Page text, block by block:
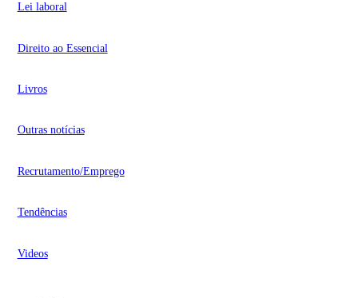
Lei laboral
Direito ao Essencial
Livros
Outras notícias
Recrutamento/Emprego
Tendências
Videos